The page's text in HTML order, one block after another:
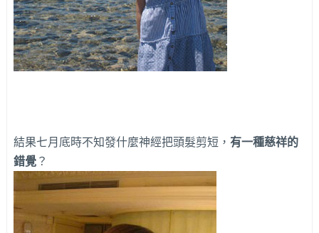
結果七月底時不知發什麼神經把頭髮剪短， 有一種慈祥的
錯覺？